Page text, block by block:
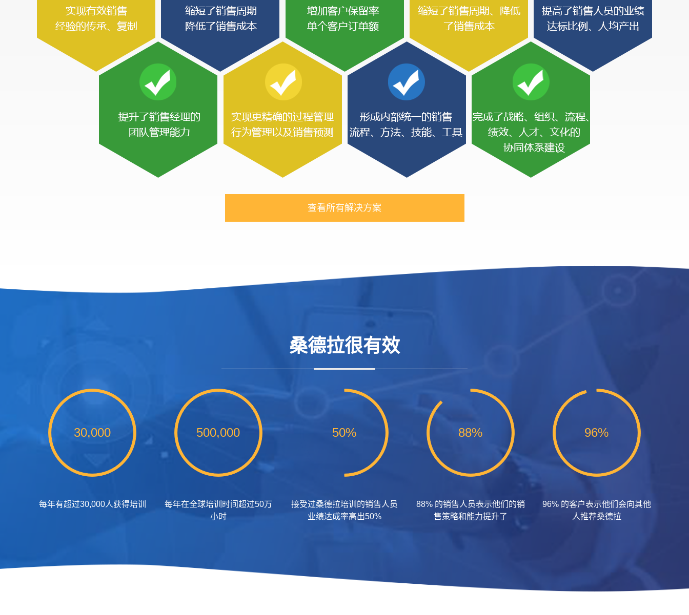
查看所有解决方案
桑德拉很有效
30,000
每年有超过30,000人获得培训
500,000
每年在全球培训时间超过50万
小时
50%
接受过桑德拉培训的销售人员
业绩达成率高出50%
88%
88% 的销售人员表示他们的销
售策略和能力提升了
96%
96% 的客户表示他们会向其他
人推荐桑德拉